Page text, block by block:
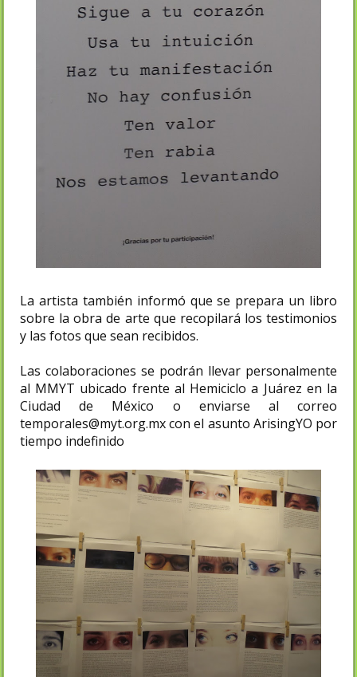
La artista también informó que se prepara un libro
sobre la obra de arte que recopilará los testimonios
y las fotos que sean recibidos.
Las colaboraciones se podrán llevar personalmente
al MMYT ubicado frente al Hemiciclo a Juárez en la
Ciudad de México o enviarse al correo
temporales@myt.org.mx con el asunto ArisingYO por
tiempo indefinido